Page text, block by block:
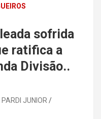
sofrida
ratifica a
Divisão..
JUNIOR